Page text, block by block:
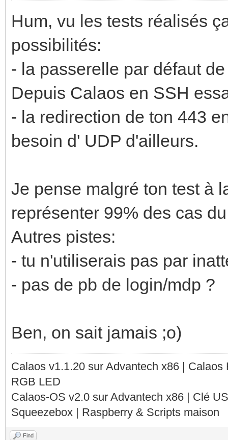
Hum, vu les tests réalisés
possibilités:
- la passerelle par défaut
Depuis Calaos en SSH
- la redirection de ton 443
besoin d' UDP d'ailleurs.
Je pense malgré ton test à
représenter 99% des cas
Autres pistes:
- tu n'utiliserais pas par
- pas de pb de login/mdp ?
Ben, on sait jamais ;o)
Calaos v1.1.20 sur Advantech x86 |
RGB LED
Calaos-OS v2.0 sur Advantech x86 | Clé
Squeezebox | Raspberry & Scripts maison
Find